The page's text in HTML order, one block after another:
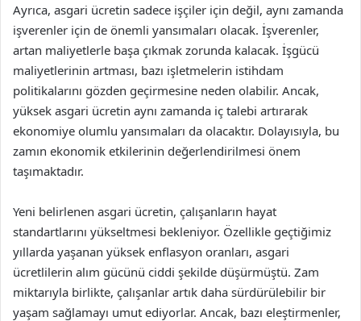
Ayrıca, asgari ücretin sadece işçiler için değil, aynı zamanda
işverenler için de önemli yansımaları olacak. İşverenler,
artan maliyetlerle başa çıkmak zorunda kalacak. İşgücü
maliyetlerinin artması, bazı işletmelerin istihdam
politikalarını gözden geçirmesine neden olabilir. Ancak,
yüksek asgari ücretin aynı zamanda iç talebi artırarak
ekonomiye olumlu yansımaları da olacaktır. Dolayısıyla, bu
zamın ekonomik etkilerinin değerlendirilmesi önem
taşımaktadır.
Yeni belirlenen asgari ücretin, çalışanların hayat
standartlarını yükseltmesi bekleniyor. Özellikle geçtiğimiz
yıllarda yaşanan yüksek enflasyon oranları, asgari
ücretlilerin alım gücünü ciddi şekilde düşürmüştü. Zam
miktarıyla birlikte, çalışanlar artık daha sürdürülebilir bir
yaşam sağlamayı umut ediyorlar. Ancak, bazı eleştirmenler,